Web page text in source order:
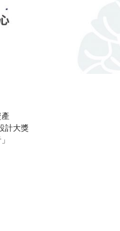
計大獎